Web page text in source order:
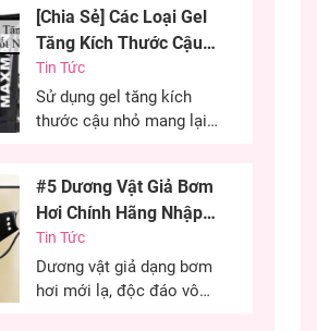
[Chia Sẻ] Các Loại Gel
Tăng Kích Thước Cậu
Nhỏ Tốt Nhất
Tin Tức
Sử dụng gel tăng kích
thước cậu nhỏ mang lại
đến sự tự tin cho các
chàng trai. Đây là phương
pháp được nhiều anh em
lựa chọn nhằm cải thiện
kích thước cùng khả năng
#5 Dương Vật Giả Bơm
Hơi Chính Hãng Nhập
Khẩu Cao Cấp
Tin Tức
Dương vật giả dạng bơm
hơi mới lạ, độc đáo vô